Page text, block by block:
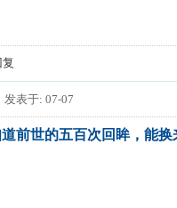
复
发表于: 07-07
前世的五百次回眸，能